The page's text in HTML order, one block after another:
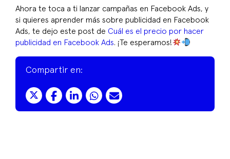
Ahora te toca a ti lanzar campañas en Facebook Ads, y
si quieres aprender más sobre publicidad en Facebook
Ads, te dejo este post de Cuál es el precio por hacer
publicidad en Facebook Ads. ¡Te esperamos!
Compartir en: